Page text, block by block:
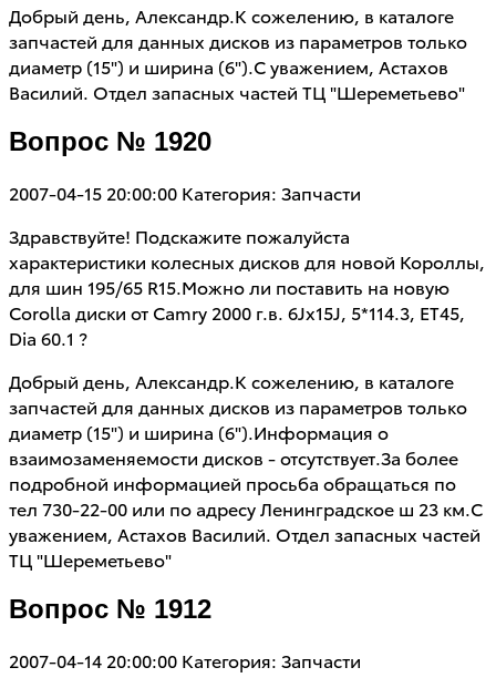
Добрый день, Александр.К сожелению, в каталоге
запчастей для данных дисков из параметров только
диаметр (15") и ширина (6").С уважением, Астахов
Василий. Отдел запасных частей ТЦ "Шереметьево"
Вопрос № 1920
2007-04-15 20:00:00 Категория: Запчасти
Здравствуйте! Подскажите пожалуйста
характеристики колесных дисков для новой Короллы,
для шин 195/65 R15.Можно ли поставить на новую
Corolla диски от Camry 2000 г.в. 6Jx15J, 5*114.3, ET45,
Dia 60.1 ?
Добрый день, Александр.К сожелению, в каталоге
запчастей для данных дисков из параметров только
диаметр (15") и ширина (6").Информация о
взаимозаменяемости дисков - отсутствует.За более
подробной информацией просьба обращаться по
тел 730-22-00 или по адресу Ленинградское ш 23 км.С
уважением, Астахов Василий. Отдел запасных частей
ТЦ "Шереметьево"
Вопрос № 1912
2007-04-14 20:00:00 Категория: Запчасти